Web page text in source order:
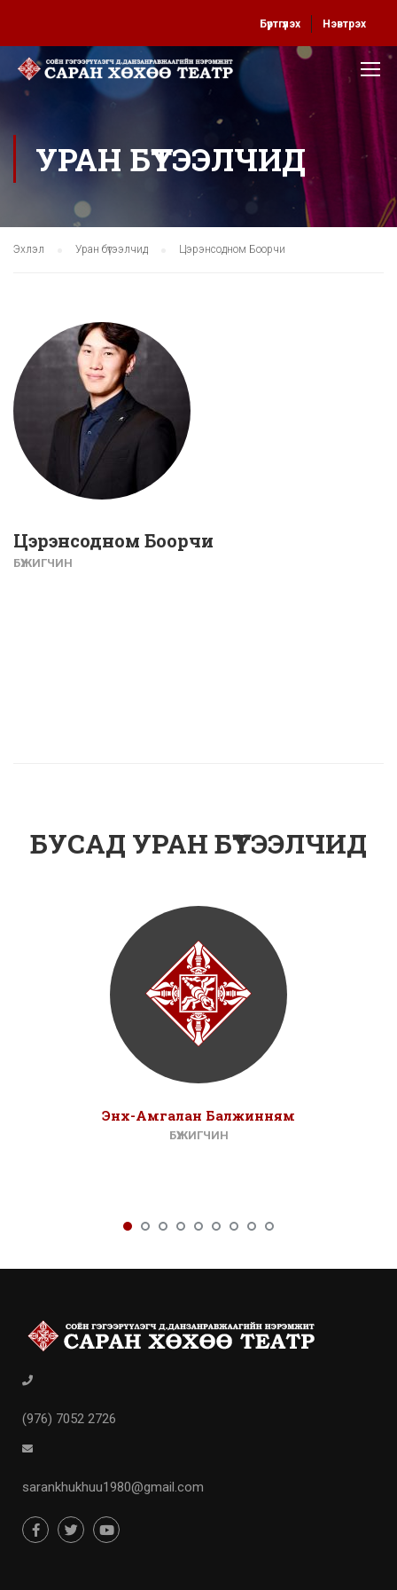
Бүртгүүлэх Нэвтрэх
УРАН БҮТЭЭЛЧИД
Эхлэл Уран бүтээлчид Цэрэнсодном Боорчи
Цэрэнсодном Боорчи
БҮЖИГЧИН
БУСАД УРАН БҮТЭЭЛЧИД
Энх-Амгалан Балжинням
БҮЖИГЧИН
(976) 7052 2726
sarankhukhuu1980@gmail.com